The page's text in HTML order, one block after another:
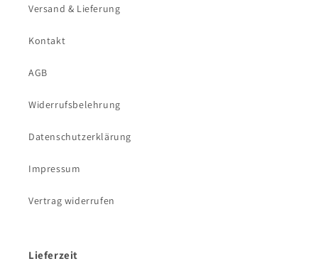
Versand & Lieferung
Kontakt
AGB
Widerrufsbelehrung
Datenschutzerklärung
Impressum
Vertrag widerrufen
Lieferzeit